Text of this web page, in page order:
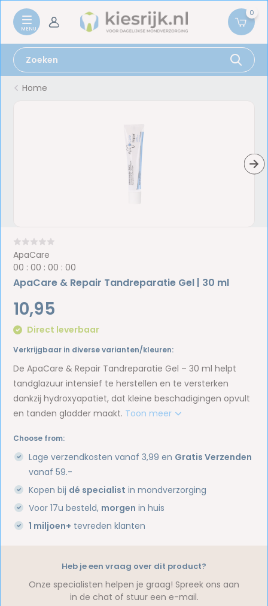
0
Home
ApaCare
00 :00 :00 :00
ApaCare & Repair Tandreparatie Gel | 30 ml
10,95
Direct leverbaar
Verkrijgbaar in diverse varianten/kleuren:
De ApaCare & Repair Tandreparatie Gel – 30 ml helpt
tandglazuur intensief te herstellen en te versterken
dankzij hydroxyapatiet, dat kleine beschadigingen opvult
en tanden gladder maakt. Toon meer
Choose from:
Lage verzendkosten vanaf 3,99 en Gratis Verzenden
vanaf 59.-
Kopen bij dé specialist in mondverzorging
Voor 17u besteld, morgen in huis
1 miljoen+ tevreden klanten
Heb je een vraag over dit product?
Onze specialisten helpen je graag! Spreek ons aan
in de chat of stuur een e-mail.